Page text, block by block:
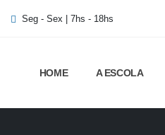
Seg - Sex | 7hs - 18hs
HOME A ESCOLA